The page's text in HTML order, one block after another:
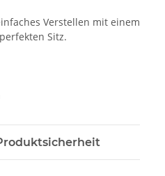
Verstellen mit einem
Sitz.